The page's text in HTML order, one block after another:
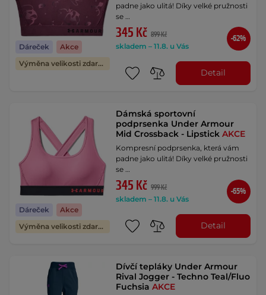
Dáreček
Akce
Výměna velikosti zdarma
padne jako ulitá! Díky velké pružnosti
se …
345 Kč 899 Kč
skladem – 11.8. u Vás
-62%
Detail
Dáreček
Akce
Výměna velikosti zdarma
Dámská sportovní
podprsenka Under Armour
Mid Crossback - LipstickAKCE
Kompresní podprsenka, která vám
padne jako ulitá! Díky velké pružnosti
se …
345 Kč 999 Kč
skladem – 11.8. u Vás
-65%
Detail
Dívčí tepláky Under Armour
Rival Jogger - Techno Teal/Fluo
FuchsiaAKCE